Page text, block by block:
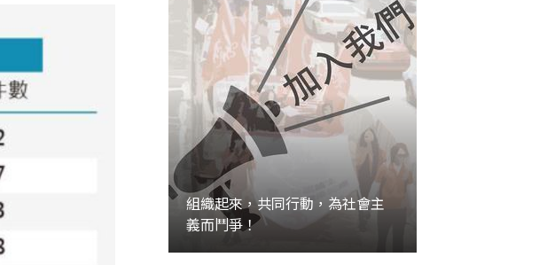
組織起來，共同行動，為社會主
義而鬥爭！